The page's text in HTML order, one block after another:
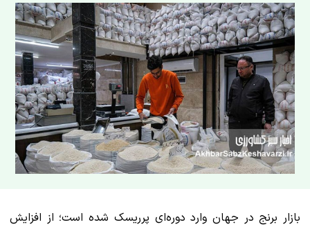
بازار برنج در جهان وارد دوره‌ای پرریسک شده است؛ از افزایش